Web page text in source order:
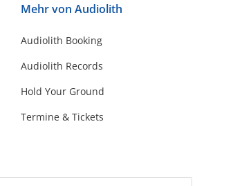
Mehr von Audiolith
Audiolith Booking
Audiolith Records
Hold Your Ground
Termine & Tickets